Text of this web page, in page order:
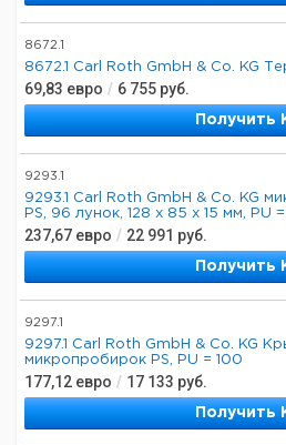
8672.1
8672.1 Carl Roth GmbH & Co. KG
69,83 евро / 6 755 руб.
Получить
9293.1
9293.1 Carl Roth GmbH & Co. KG
PS, 96 лунок, 128 x 85 x 15 мм, PU
237,67 евро / 22 991 руб.
Получить
9297.1
9297.1 Carl Roth GmbH & Co. KG
микропробирок PS, PU = 100
177,12 евро / 17 133 руб.
Получить